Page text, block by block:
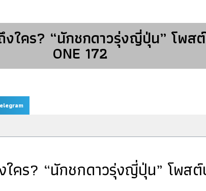
งใคร? “นักชกดาวรุ่งญี่ปุ่น” โพส
ONE 172
ใคร? “นักชกดาวรุ่งญี่ปุ่น” โพส